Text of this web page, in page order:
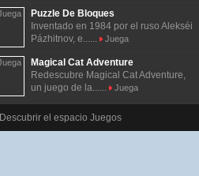
Puzzle De Bloques
Inventado en 1984 por el ruso Alekséi
Pázhitnov, e......
Juega
Magical Cat Adventure
Redescubre Magical Cat Adventure,
un juego de la......
Juega
Descubrir el espacio Juegos